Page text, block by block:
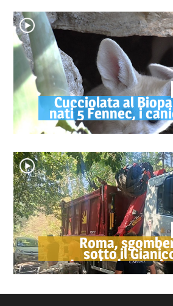
Cucciolata al
nati 5 Fennec, i
Roma,
sotto il
Locale